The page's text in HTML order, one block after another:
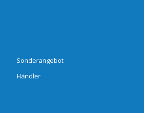
Sonderangebot
Händler